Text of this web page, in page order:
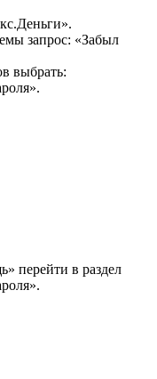
запрос: «Забыл
выбрать:
перейти в раздел